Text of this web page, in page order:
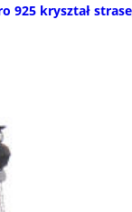
925 kryształ